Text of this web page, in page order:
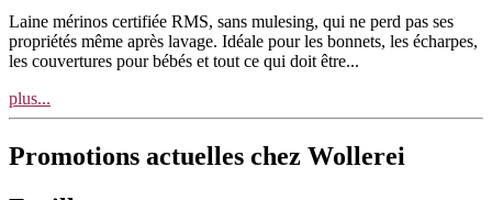
Laine mérinos certifiée RMS, sans mulesing, qui ne perd pas ses
propriétés même après lavage. Idéale pour les bonnets, les écharpes,
les couvertures pour bébés et tout ce qui doit être...
plus...
Promotions actuelles chez Wollerei